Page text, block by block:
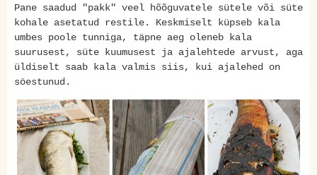
Pane saadud "pakk" veel hõõguvatele sütele või süte
kohale asetatud restile. Keskmiselt küpseb kala
umbes poole tunniga, täpne aeg oleneb kala
suurusest, süte kuumusest ja ajalehtede arvust, aga
üldiselt saab kala valmis siis, kui ajalehed on
söestunud.